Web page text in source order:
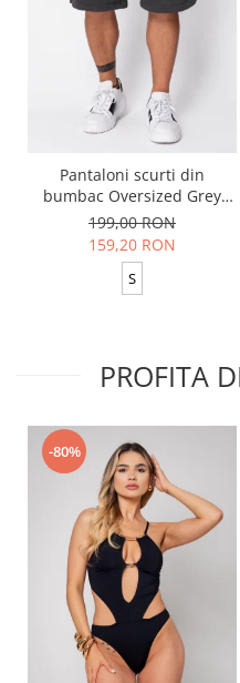
Pantaloni scurti din
bumbac Oversized Grey
Anthracite
199,00 RON
159,20 RON
S
PROFITA
-80%